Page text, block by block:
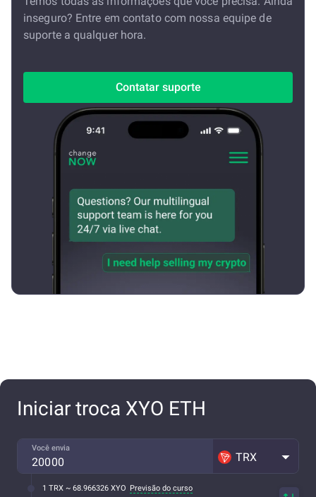
inseguro? Entre em contato com nossa equipe de
suporte a qualquer hora.
Contatar suporte
Iniciar troca XYO ETH
Você envia
TRX
1 TRX ~ 68.966326 XYO Previsão do curso